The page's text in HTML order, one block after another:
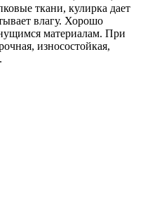
ткани, кулирка дает
влагу. Хорошо
материалам. При
износостойкая,